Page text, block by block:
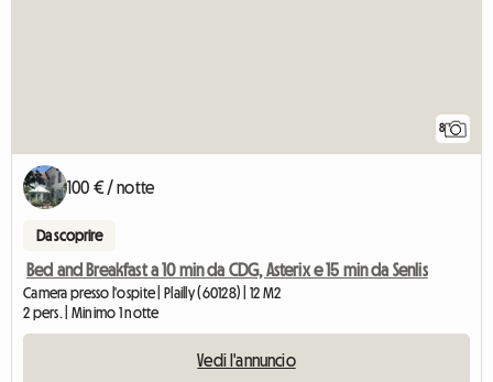
8
100 € / notte
Da scoprire
Bed and Breakfast a 10 min da CDG, Asterix e 15 min da Senlis
Camera presso l'ospite | Plailly (60128) | 12 M2
2 pers. | Minimo 1 notte
Vedi l'annuncio